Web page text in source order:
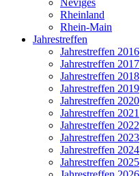
Rheinland
Rhein-Main
Jahrestreffen
Jahrestreffen 2016
Jahrestreffen 2017
Jahrestreffen 2018
Jahrestreffen 2019
Jahrestreffen 2020
Jahrestreffen 2021
Jahrestreffen 2022
Jahrestreffen 2023
Jahrestreffen 2024
Jahrestreffen 2025